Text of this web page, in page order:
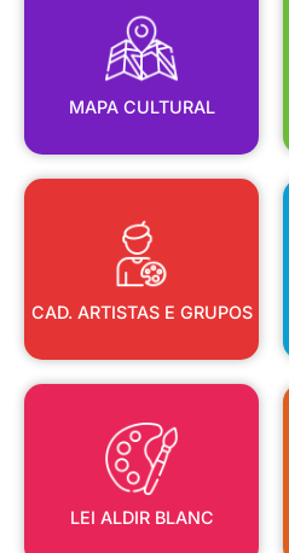
MAPA CULTURAL
MAPA CULTURAL
CAD. ARTISTAS E GRUPOS
CAD. ARTISTAS E GRUPOS
LEI ALDIR BLANC
LEI ALDIR BLANC